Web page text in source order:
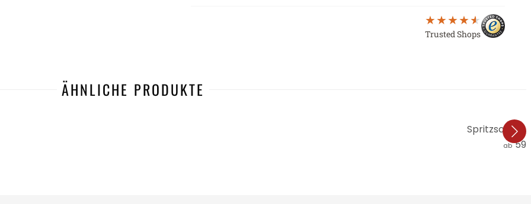
Trusted Shops
ÄHNLICHE PRODUKTE
Spritzschutz
ab